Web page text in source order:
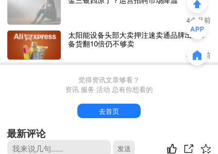
相比于春茶的特色产地希望通过天猫接触到更多年轻消费
者，中国茶品牌们已经把目光投向了更广阔的市场。
12月，淘宝正式在境外站点放开食品类目销售，首批开
放品类就包括茶、休闲食品和乳饮冲调。据了解目前已有超
3万个茶类目商家通过淘宝向境外销售，商品量接近350万。
其中既有如龙井、普洱等传统茶叶类商品，也有奶茶茶包、
“我们之前专注在国内市场，淘宝帮我们把茶卖到了海外，
我不用做任何的海外运营，就靠一个天猫店铺，就有了全球
4个月前
太阳能设备头部大卖押注速卖通品牌出海：
备货翻10倍仍不够卖
4个月前
觉得资讯文章够看？
资讯 服务 活动 总有你想看的
去首页
最新评论
发送